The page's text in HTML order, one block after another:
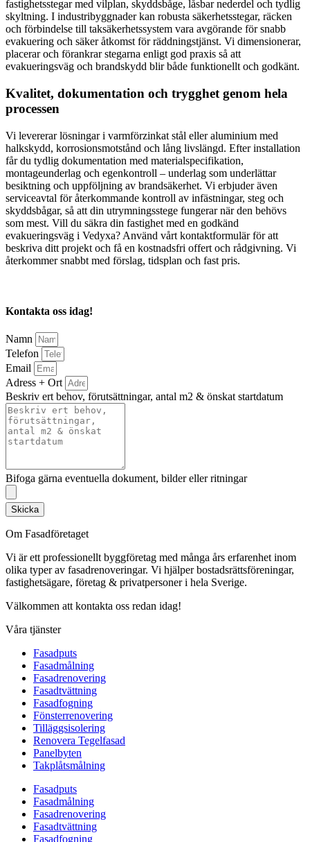
fastighetsstegar med vilplan, skyddsbåge, låsbar nederdel och tydlig
skyltning. I industribyggnader kan robusta säkerhetsstegar, räcken
och förbindelse till taksäkerhetssystem vara avgörande för snabb
evakuering och säker åtkomst för räddningstjänst. Vi dimensionerar,
placerar och förankrar stegarna enligt god praxis så att
evakueringsväg och brandskydd blir både funktionellt och godkänt.
Kvalitet, dokumentation och trygghet genom hela
processen
Vi levererar lösningar i varmförzinkat stål eller aluminium med
halkskydd, korrosionsmotstånd och lång livslängd. Efter installation
får du tydlig dokumentation med materialspecifikation,
montageunderlag och egenkontroll – underlag som underlättar
besiktning och uppföljning av brandsäkerhet. Vi erbjuder även
serviceavtal för återkommande kontroll av infästningar, steg och
skyddsbågar, så att din utrymningsstege fungerar när den behövs
som mest. Vill du säkra din fastighet med en godkänd
evakueringsväg i Vedyxa? Använd vårt kontaktformulär för att
beskriva ditt projekt och få en kostnadsfri offert och rådgivning. Vi
återkommer snabbt med förslag, tidsplan och fast pris.
Kontakta oss idag!
Namn
Telefon
Email
Adress + Ort
Beskriv ert behov, förutsättningar, antal m2 & önskat startdatum
Bifoga gärna eventuella dokument, bilder eller ritningar
Skicka
Om Fasadföretaget
Vi är ett professionellt byggföretag med många års erfarenhet inom
olika typer av fasadrenoveringar. Vi hjälper bostadsrättsföreningar,
fastighetsägare, företag & privatpersoner i hela Sverige.
Välkommen att kontakta oss redan idag!
Våra tjänster
Fasadputs
Fasadmålning
Fasadrenovering
Fasadtvättning
Fasadfogning
Fönsterrenovering
Tilläggsisolering
Renovera Tegelfasad
Panelbyten
Takplåtsmålning
Fasadputs
Fasadmålning
Fasadrenovering
Fasadtvättning
Fasadfogning